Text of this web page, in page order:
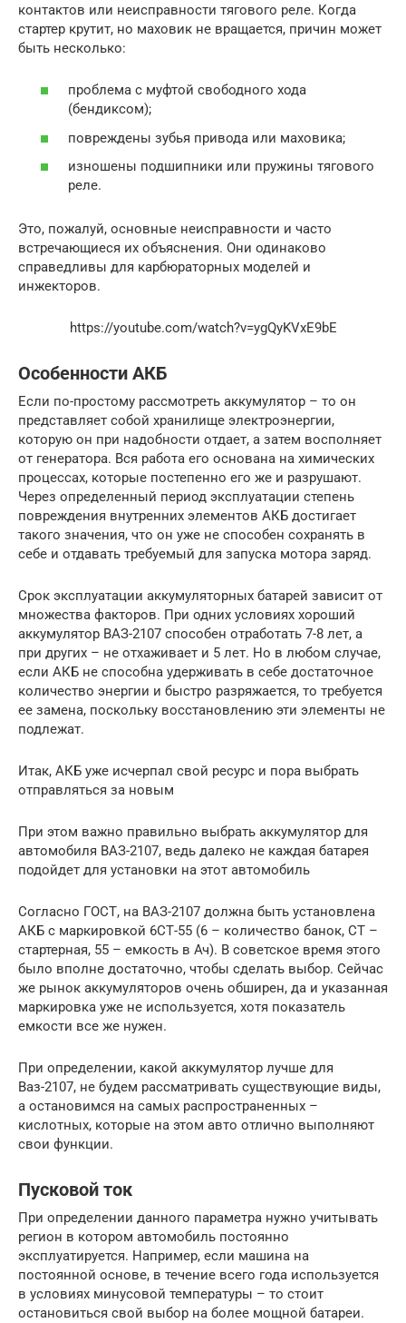
контактов или неисправности тягового реле. Когда
стартер крутит, но маховик не вращается, причин может
быть несколько:
проблема с муфтой свободного хода
(бендиксом);
повреждены зубья привода или маховика;
изношены подшипники или пружины тягового
реле.
Это, пожалуй, основные неисправности и часто
встречающиеся их объяснения. Они одинаково
справедливы для карбюраторных моделей и
инжекторов.
https://youtube.com/watch?v=ygQyKVxE9bE
Особенности АКБ
Если по-простому рассмотреть аккумулятор – то он
представляет собой хранилище электроэнергии,
которую он при надобности отдает, а затем восполняет
от генератора. Вся работа его основана на химических
процессах, которые постепенно его же и разрушают.
Через определенный период эксплуатации степень
повреждения внутренних элементов АКБ достигает
такого значения, что он уже не способен сохранять в
себе и отдавать требуемый для запуска мотора заряд.
Срок эксплуатации аккумуляторных батарей зависит от
множества факторов. При одних условиях хороший
аккумулятор ВАЗ-2107 способен отработать 7-8 лет, а
при других – не отхаживает и 5 лет. Но в любом случае,
если АКБ не способна удерживать в себе достаточное
количество энергии и быстро разряжается, то требуется
ее замена, поскольку восстановлению эти элементы не
подлежат.
Итак, АКБ уже исчерпал свой ресурс и пора выбрать
отправляться за новым
При этом важно правильно выбрать аккумулятор для
автомобиля ВАЗ-2107, ведь далеко не каждая батарея
подойдет для установки на этот автомобиль
Согласно ГОСТ, на ВАЗ-2107 должна быть установлена
АКБ с маркировкой 6СТ-55 (6 – количество банок, СТ –
стартерная, 55 – емкость в Ач). В советское время этого
было вполне достаточно, чтобы сделать выбор. Сейчас
же рынок аккумуляторов очень обширен, да и указанная
маркировка уже не используется, хотя показатель
емкости все же нужен.
При определении, какой аккумулятор лучше для
Ваз-2107, не будем рассматривать существующие виды,
а остановимся на самых распространенных –
кислотных, которые на этом авто отлично выполняют
свои функции.
Пусковой ток
При определении данного параметра нужно учитывать
регион в котором автомобиль постоянно
эксплуатируется. Например, если машина на
постоянной основе, в течение всего года используется
в условиях минусовой температуры – то стоит
остановиться свой выбор на более мощной батареи.